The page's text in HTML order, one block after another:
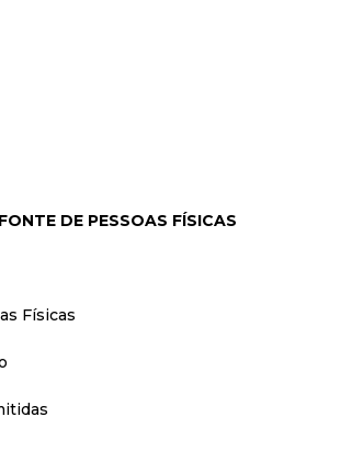
DE PESSOAS FÍSICAS
Físicas